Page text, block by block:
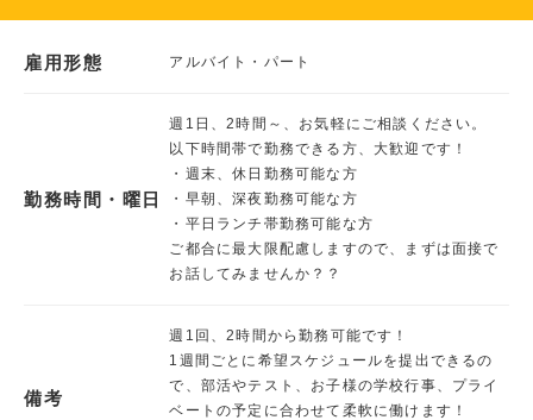
雇用形態 アルバイト・パート
勤務時間・曜日
週1日、2時間～、お気軽にご相談ください。
以下時間帯で勤務できる方、大歓迎です！
・週末、休日勤務可能な方
・早朝、深夜勤務可能な方
・平日ランチ帯勤務可能な方
ご都合に最大限配慮しますので、まずは面接で
お話してみませんか？？
備考
週1回、2時間から勤務可能です！
1週間ごとに希望スケジュールを提出できるの
で、部活やテスト、お子様の学校行事、プライ
ベートの予定に合わせて柔軟に働けます！